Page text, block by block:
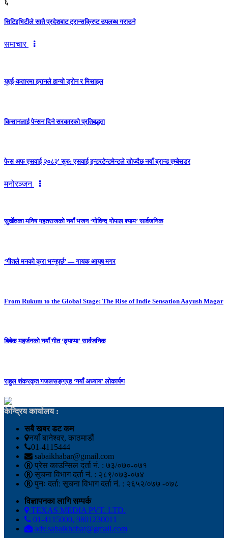
सिटिइभिटीले सातै प्रदेशबाट ट्रान्सक्रिप्ट उपलब्ध गराउने
समाचार
युएई-कतारमा इरानले हान्यो ड्रोन र मिसाइल
किसानलाई पेन्सन दिने सरकारको प्रतिबद्धता
फेस अफ एसवाई २०८२’ सुरु: एसवाई इन्टरटेन्टमेन्टले खोज्दैछ नयाँ ब्रान्ड एम्बेसडर
मनोरञ्जन
सुर्खेतका मनिष गहतराजको नयाँ भजन ‘गोविन्द गोपाल श्याम’ सार्वजनिक
‘गीतले मनको कुरा भन्नुपर्छ’ — गायक आयुष मगर
From Rukum to the Global Stage: The Rise of Indie Sensation Aayush Magar
बिबेक महर्जनको नयाँ गीत ‘ढ्याप्पा’ सार्वजनिक
राहुल शंकरकृत गजलसङ्ग्रह ‘नयाँ अध्याय’ लोकार्पण
केन्द्रिय कार्यालय :
सबै खबर डट कम
नयाँ बानेश्वर, काठमाडौं
01-4115444
sabaikhabar@gmail.com
प्रेस काउन्सिल दर्ता नं. : ७३/०७०-०७१
सूचना विभाग दर्ता नं. : २८९/०७३-०७४
पुनः दर्ता: सूचना विभाग दर्ता नं. : २६५२/०७७ -०७८
विज्ञापनका लागि सम्पर्क
TEXAS MEDIA PVT. LTD.
01-4115000, 9801230011
adv.sabaikhabar@gmail.com